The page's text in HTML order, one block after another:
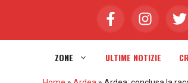
ZONE ULTIME NOTIZIE